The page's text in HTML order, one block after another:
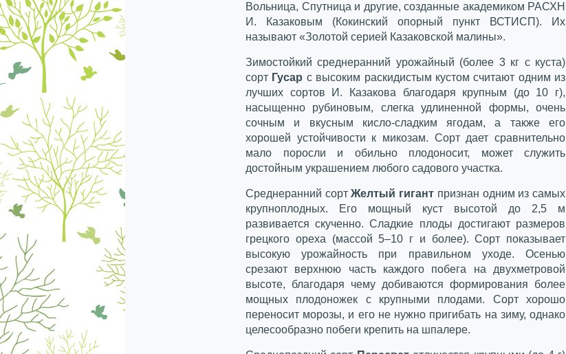
Вольница, Спутница и другие, созданные академиком РАСХН
И. Казаковым (Кокинский опорный пункт ВСТИСП). Их
называют «Золотой серией Казаковской малины».
Зимостойкий среднеранний урожайный (более 3 кг с куста)
сорт Гусар с высоким раскидистым кустом считают одним из
лучших сортов И. Казакова благодаря крупным (до 10 г),
насыщенно рубиновым, слегка удлиненной формы, очень
сочным и вкусным кисло-сладким ягодам, а также его
хорошей устойчивости к микозам. Сорт дает сравнительно
мало поросли и обильно плодоносит, может служить
достойным украшением любого садового участка.
Среднеранний сортЖелтый гигант признан одним из самых
крупноплодных. Его мощный куст высотой до 2,5 м
развивается скученно. Сладкие плоды достигают размеров
грецкого ореха (массой 5–10 г и более). Сорт показывает
высокую урожайность при правильном уходе. Осенью
срезают верхнюю часть каждого побега на двухметровой
высоте, благодаря чему добиваются формирования более
мощных плодоножек с крупными плодами. Сорт хорошо
переносит морозы, и его не нужно пригибать на зиму, однако
целесообразно побеги крепить на шпалере.